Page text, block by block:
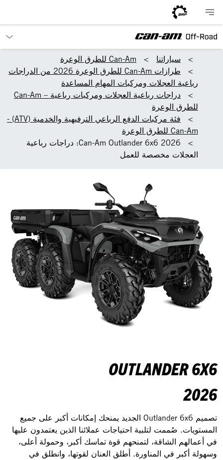
سياراتنا
Can-Am للطرق الوعرة
طرازات Can-Am للطرق الوعرة 2026 من الدراجات
رباعية العجلات ومركبات المهام المساعدة
دراجات رباعية العجلات ومركبات رباعية – Can-Am
للطرق الوعرة
فئة مركبات الدفع الرباعي الترفيهية والخدمية (ATV) -
Can-Am للطرق الوعرة
2026 Can-Am Outlander 6x6: دراجات رباعية
العجلات مخصصة للعمل
OUTLANDER 6X6
2026
تصميم Outlander 6x6 الجديد يمنحك إمكانات أكبر على جميع
المستويات. صُممت لتلبية احتياجات عملائنا الذين يعتمدون عليها
في أعمالهم الشاقة، لتمنحهم قوة تماسك أكبر، وحمولة أعلى،
وسهولة أكبر في المناورة. أطلق العنان لقوتها، وانطلق في